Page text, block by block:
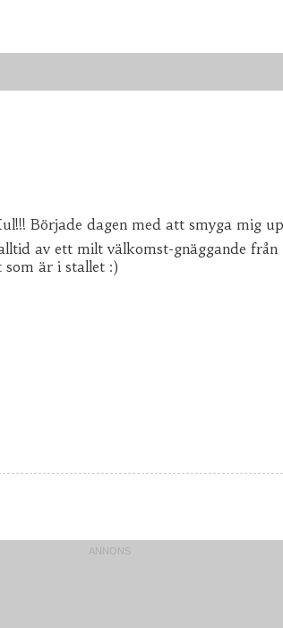
Började dagen med att smyga mig
av ett milt välkomst-gnäggande från
som är i stallet :)